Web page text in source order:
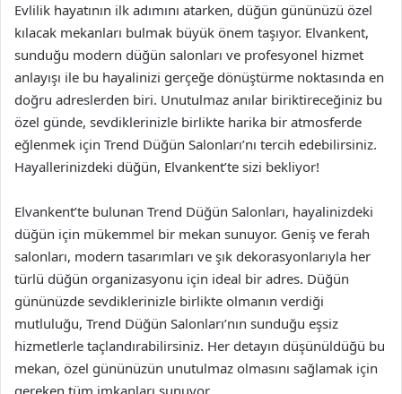
Evlilik hayatının ilk adımını atarken, düğün gününüzü özel
kılacak mekanları bulmak büyük önem taşıyor. Elvankent,
sunduğu modern düğün salonları ve profesyonel hizmet
anlayışı ile bu hayalinizi gerçeğe dönüştürme noktasında en
doğru adreslerden biri. Unutulmaz anılar biriktireceğiniz bu
özel günde, sevdiklerinizle birlikte harika bir atmosferde
eğlenmek için Trend Düğün Salonları’nı tercih edebilirsiniz.
Hayallerinizdeki düğün, Elvankent’te sizi bekliyor!
Elvankent’te bulunan Trend Düğün Salonları, hayalinizdeki
düğün için mükemmel bir mekan sunuyor. Geniş ve ferah
salonları, modern tasarımları ve şık dekorasyonlarıyla her
türlü düğün organizasyonu için ideal bir adres. Düğün
gününüzde sevdiklerinizle birlikte olmanın verdiği
mutluluğu, Trend Düğün Salonları’nın sunduğu eşsiz
hizmetlerle taçlandırabilirsiniz. Her detayın düşünüldüğü bu
mekan, özel gününüzün unutulmaz olmasını sağlamak için
gereken tüm imkanları sunuyor.